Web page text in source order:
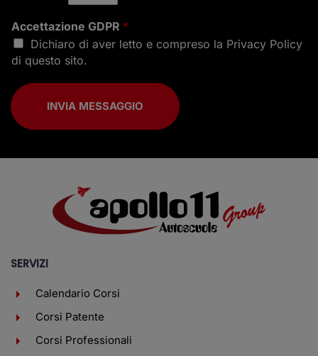
Accettazione GDPR *
Dichiaro di aver letto e compreso la Privacy Policy
di questo sito.
INVIA MESSAGGIO
SERVIZI
Calendario Corsi
Corsi Patente
Corsi Professionali